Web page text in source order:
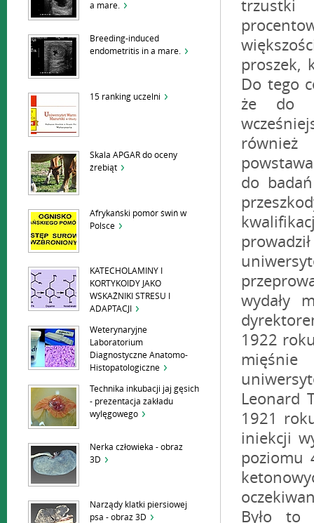
a mare.
Breeding-induced
endometritis in a mare.
15 ranking uczelni
Skala APGAR do oceny
źrebiąt
Afrykański pomór świń w
Polsce
KATECHOLAMINY I
KORTYKOIDY JAKO
WSKAŹNIKI STRESU I
ADAPTACJI
Weterynaryjne
Laboratorium
Diagnostyczne Anatomo-
Histopatologiczne
Technika inkubacji jaj gęsich
- prezentacja zakładu
wylęgowego
Nerka człowieka - obraz
3D
Narządy klatki piersiowej
psa - obraz 3D